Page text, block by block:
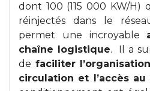
dont 100 (115 000 KW/H)
réinjectés dans le
permet une incroyable
chaîne logistique. Il a
de faciliter
circulation et l’accès au